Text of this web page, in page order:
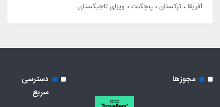
آفریقا ترکستان پنجکنت ویزای تاجیکستان
مجوزها
دسترسی
سریع